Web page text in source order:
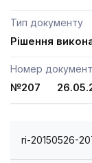
Тип документу
Рішення
Номер
№207
ri-20150526-